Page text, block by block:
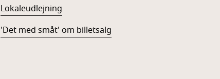
Lokaleudlejning
'Det med småt' om billetsalg